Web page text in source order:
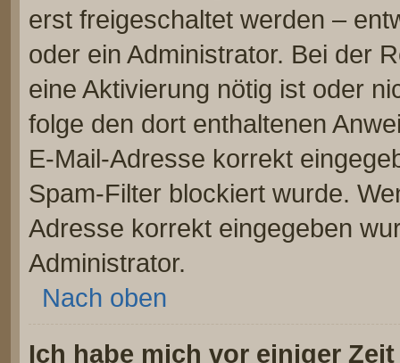
erst freigeschaltet werden –
oder ein Administrator. Bei der
eine Aktivierung nötig ist oder
folge den dort enthaltenen
E-Mail-Adresse korrekt
Spam-Filter blockiert wurde.
Adresse korrekt eingegeben
Administrator.
Nach oben
Ich habe mich vor einiger